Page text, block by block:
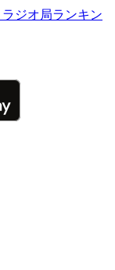
ラジオ局ランキン